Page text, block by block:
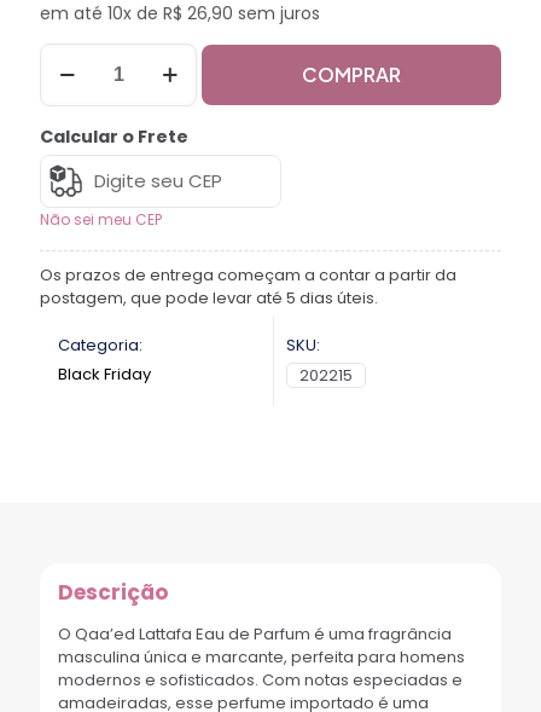
em até 10x de R$ 26,90 sem juros
COMPRAR
Calcular o Frete
Não sei meu CEP
Os prazos de entrega começam a contar a partir da
postagem, que pode levar até 5 dias úteis.
Categoria:
Black Friday
SKU:
202215
Descrição
O Qaa’ed Lattafa Eau de Parfum é uma fragrância
masculina única e marcante, perfeita para homens
modernos e sofisticados. Com notas especiadas e
amadeiradas, esse perfume importado é uma